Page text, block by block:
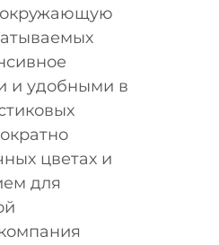
окружающую
и удобными в
цветах и
для